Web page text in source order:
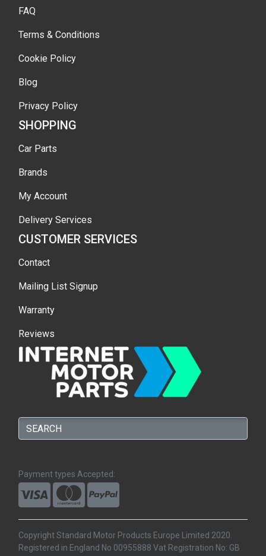
FAQ
Terms & Conditions
Cookie Policy
Blog
Privacy Policy
SHOPPING
Car Parts
Brands
My Account
Delivery Services
CUSTOMER SERVICES
Contact
Mailing List Signup
Warranty
Reviews
Payment types Accepted:
Copyright Standard Motor Products Europe Limited 2020.
Registered in England No 00955888 Vat Registration No: GB